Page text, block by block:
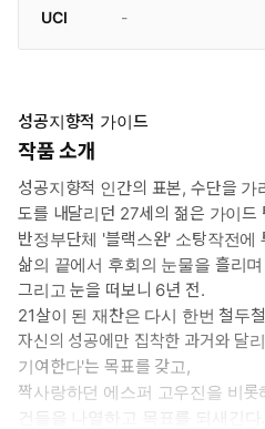
UCI
-
성공지향적 가이드
작품 소개
성공지향적 인간의 표본, 수단을
도를 내달리던 27세의 젊은 가이드
반정부단체 '블랙스완' 소탕작전에
삶의 끝에서 후회의 눈물을 흘리
그리고 눈을 떠보니 6년 전.
21살이 된 재찬은 다시 한번 철두
자신의 성공에만 집착한 과거와 달
기여한다'는 목표를 갖고,
짝사랑하던 에스퍼 고우진을 비
건들을 나열하고 목표를 되새긴다.